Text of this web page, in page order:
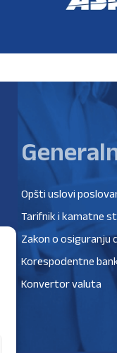
Opšti uslovi
Tarifnik i kamatne
Zakon o osiguranju
Korespodentne
Konvertor valuta